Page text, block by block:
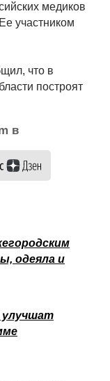
медиков
участником
что в
построят
в
одеяла и
улучшат